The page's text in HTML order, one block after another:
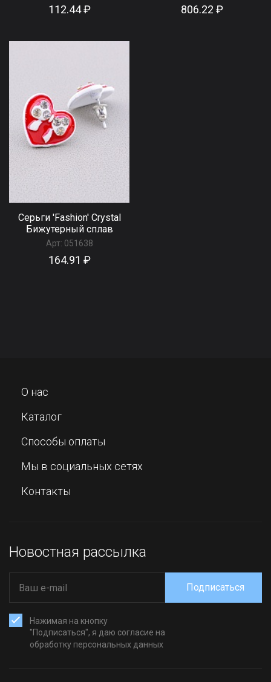
112.44 ₽ 806.22 ₽
Серьги 'Fashion' Сrystal
Бижутерный сплав
Арт: 051638
164.91 ₽
О нас
Каталог
Способы оплаты
Мы в социальных сетях
Контакты
Новостная рассылка
Нажимая на кнопку
"Подписаться", я даю согласие на
обработку персональных данных
Подписаться